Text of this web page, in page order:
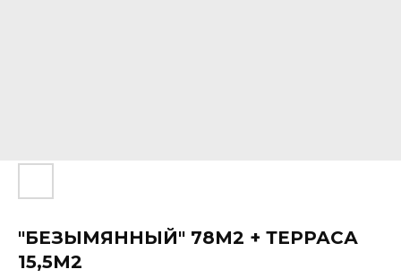
"БЕЗЫМЯННЫЙ" 78М2 + ТЕРРАСА
15,5М2